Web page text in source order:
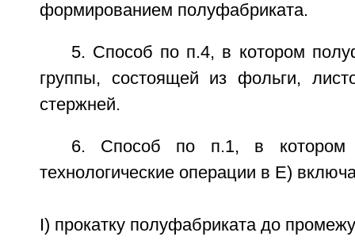
формированием полуфабриката.
5. Способ по п.4, в котором
группы, состоящей из фольги,
стержней.
6. Способ по п.1, в котором
технологические операции в Е)
I) прокатку полуфабриката до